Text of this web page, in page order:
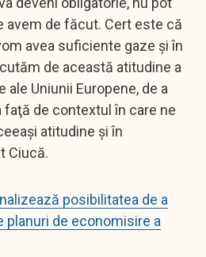
avem de făcut. Cert este că
avea suficiente gaze şi în
de această atitudine a
Uniunii Europene, de a
de contextul în care ne
atitudine şi în
Ciucă.
posibilitatea de a
de economisire a